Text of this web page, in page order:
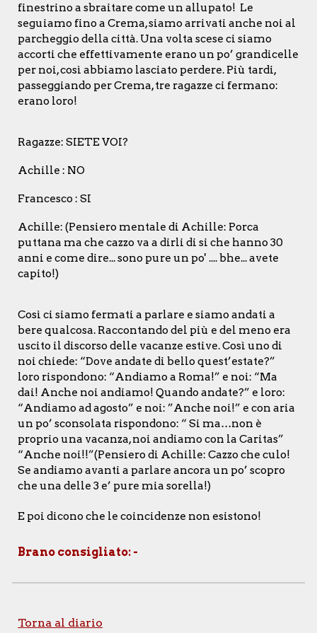
finestrino a sbraitare come un allupato! Le
seguiamo fino a Crema, siamo arrivati anche noi al
parcheggio della città. Una volta scese ci siamo
accorti che effettivamente erano un po’ grandicelle
per noi, così abbiamo lasciato perdere. Più tardi,
passeggiando per Crema, tre ragazze ci fermano:
erano loro!
Ragazze: SIETE VOI?
Achille : NO
Francesco : SI
Achille: (Pensiero mentale di Achille: Porca
puttana ma che cazzo va a dirli di si che hanno 30
anni e come dire... sono pure un po' .... bhe... avete
capito!)
Così ci siamo fermati a parlare e siamo andati a
bere qualcosa. Raccontando del più e del meno era
uscito il discorso delle vacanze estive. Così uno di
noi chiede: “Dove andate di bello quest’estate?”
loro rispondono: “Andiamo a Roma!” e noi: “Ma
dai! Anche noi andiamo! Quando andate?” e loro:
“Andiamo ad agosto” e noi: ”Anche noi!” e con aria
un po’ sconsolata rispondono: “ Si ma…non è
proprio una vacanza, noi andiamo con la Caritas”
“Anche noi!!”(Pensiero di Achille: Cazzo che culo!
Se andiamo avanti a parlare ancora un po’ scopro
che una delle 3 e’ pure mia sorella!)
E poi dicono che le coincidenze non esistono!
Brano consigliato: -
Torna al diario